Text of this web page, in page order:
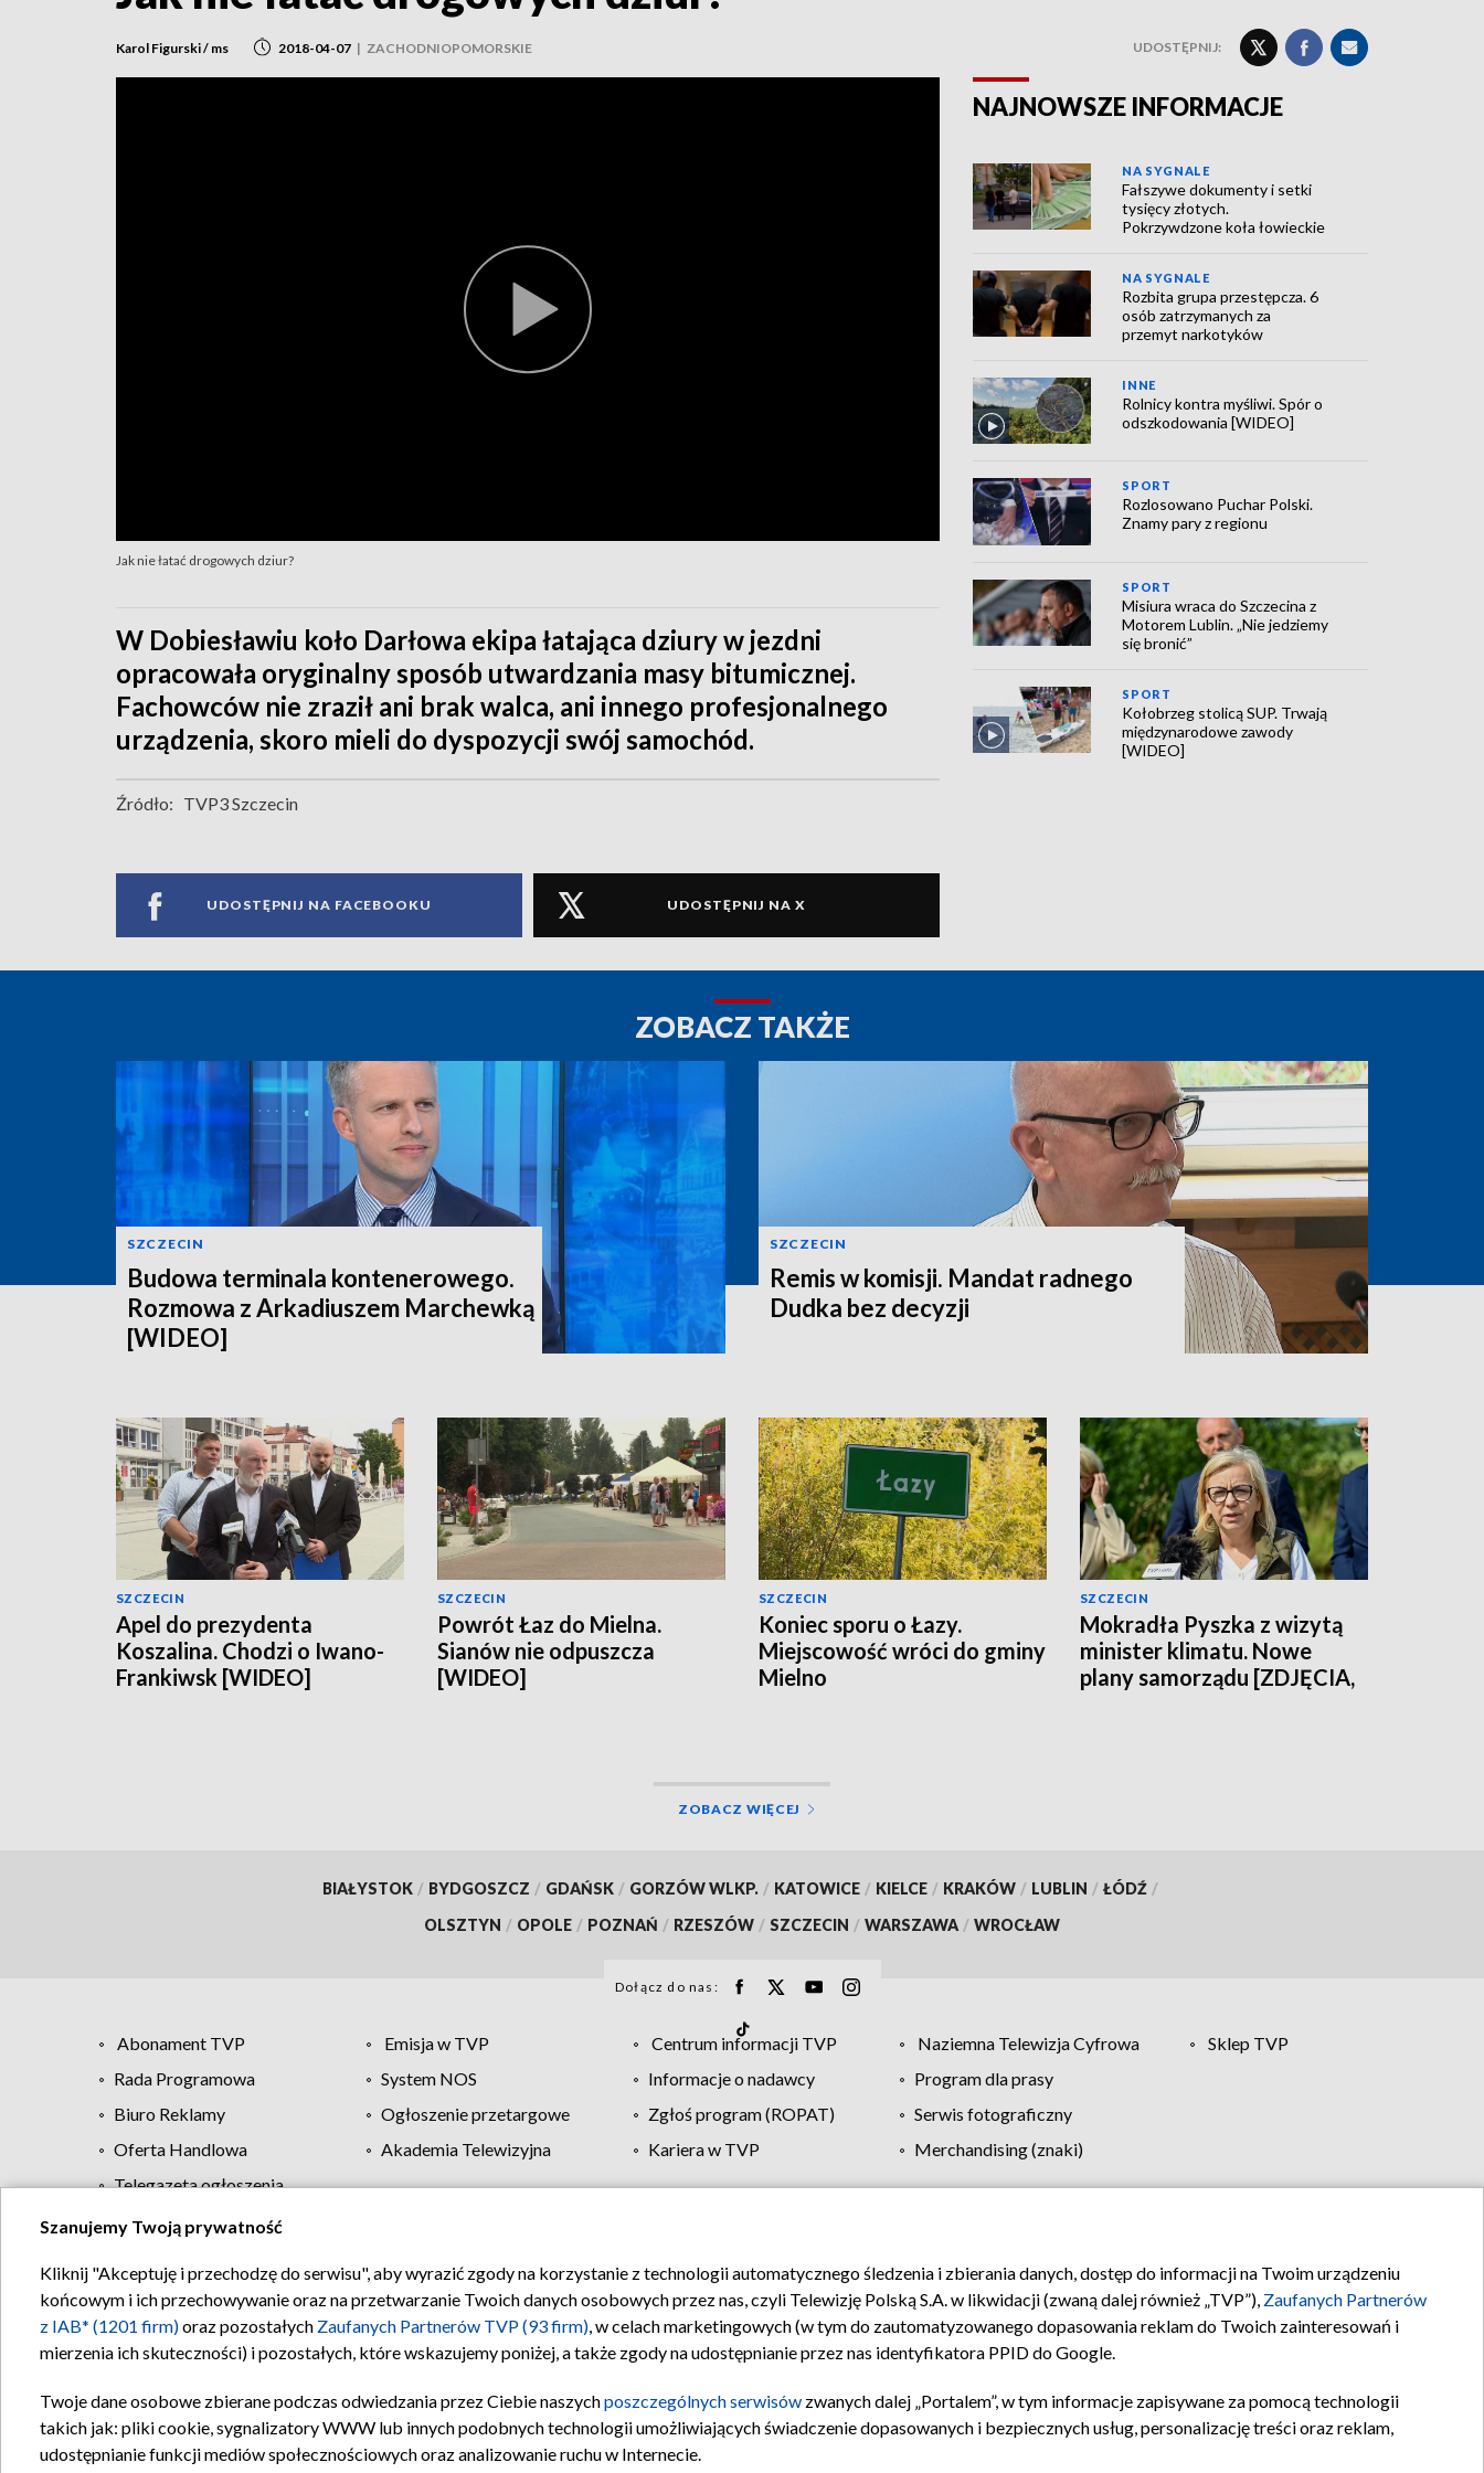
Karol Figurski / ms 2018-04-07 | ZACHODNIOPOMORSKIE UDOSTĘPNIJ:
Jak nie łatać drogowych dziur?
W Dobiesławiu koło Darłowa ekipa łatająca dziury w jezdni
opracowała oryginalny sposób utwardzania masy bitumicznej.
Fachowców nie zraził ani brak walca, ani innego profesjonalnego
urządzenia, skoro mieli do dyspozycji swój samochód.
Źródło: TVP3 Szczecin
UDOSTĘPNIJ NA FACEBOOKU UDOSTĘPNIJ NA X
NAJNOWSZE INFORMACJE
NA SYGNALE
Fałszywe dokumenty i setki
tysięcy złotych.
Pokrzywdzone koła łowieckie
NA SYGNALE
Rozbita grupa przestępcza. 6
osób zatrzymanych za
przemyt narkotyków
INNE
Rolnicy kontra myśliwi. Spór o
odszkodowania [WIDEO]
SPORT
Rozlosowano Puchar Polski.
Znamy pary z regionu
SPORT
Misiura wraca do Szczecina z
Motorem Lublin. „Nie jedziemy
się bronić”
SPORT
Kołobrzeg stolicą SUP. Trwają
międzynarodowe zawody
[WIDEO]
ZOBACZ TAKŻE
SZCZECIN
Budowa terminala kontenerowego.
Rozmowa z Arkadiuszem Marchewką
[WIDEO]
SZCZECIN
Remis w komisji. Mandat radnego
Dudka bez decyzji
SZCZECIN
Apel do prezydenta
Koszalina. Chodzi o Iwano-
Frankiwsk [WIDEO]
SZCZECIN
Powrót Łaz do Mielna.
Sianów nie odpuszcza
[WIDEO]
SZCZECIN
Koniec sporu o Łazy.
Miejscowość wróci do gminy
Mielno
SZCZECIN
Mokradła Pyszka z wizytą
minister klimatu. Nowe
plany samorządu [ZDJĘCIA,
ZOBACZ WIĘCEJ
BIAŁYSTOK / BYDGOSZCZ / GDAŃSK / GORZÓW WLKP. / KATOWICE / KIELCE / KRAKÓW / LUBLIN / ŁÓDŹ /
OLSZTYN / OPOLE / POZNAŃ / RZESZÓW / SZCZECIN / WARSZAWA / WROCŁAW
Dołącz do nas:
Abonament TVP Emisja w TVP Centrum informacji TVP Naziemna Telewizja Cyfrowa
Sklep TVP
Rada Programowa
System NOS Informacje o nadawcy
Program dla prasy
Biuro Reklamy
Ogłoszenie przetargowe Zgłoś program (ROPAT)
Serwis fotograficzny
Oferta Handlowa
Akademia Telewizyjna Kariera w TVP
Merchandising (znaki)
Telegazeta ogłoszenia
Regulamin TVP Polityka prywatności Moje zgody Pomoc Biuro reklamy Kontakt
Szanujemy Twoją prywatność
Kliknij "Akceptuję i przechodzę do serwisu", aby wyrazić zgody na korzystanie z technologii automatycznego śledzenia i zbierania danych, dostęp do informacji na Twoim urządzeniu
końcowym i ich przechowywanie oraz na przetwarzanie Twoich danych osobowych przez nas, czyli Telewizję Polską S.A. w likwidacji (zwaną dalej również „TVP”), Zaufanych Partnerów
z IAB* (1201 firm)oraz pozostałych Zaufanych Partnerów TVP (93 firm), w celach marketingowych (w tym do zautomatyzowanego dopasowania reklam do Twoich zainteresowań i
mierzenia ich skuteczności) i pozostałych, które wskazujemy poniżej, a także zgody na udostępnianie przez nas identyfikatora PPID do Google.
Twoje dane osobowe zbierane podczas odwiedzania przez Ciebie naszychposzczególnych serwisów zwanych dalej „Portalem”, w tym informacje zapisywane za pomocą technologii
takich jak: pliki cookie, sygnalizatory WWW lub innych podobnych technologii umożliwiających świadczenie dopasowanych i bezpiecznych usług, personalizację treści oraz reklam,
udostępnianie funkcji mediów społecznościowych oraz analizowanie ruchu w Internecie.